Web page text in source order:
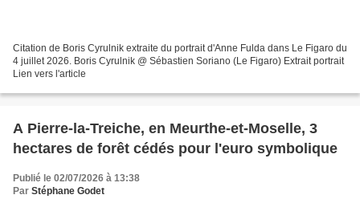
Citation de Boris Cyrulnik extraite du portrait d'Anne Fulda dans Le Figaro du
4 juillet 2026. Boris Cyrulnik @ Sébastien Soriano (Le Figaro) Extrait portrait
Lien vers l'article
A Pierre-la-Treiche, en Meurthe-et-Moselle, 3
hectares de forêt cédés pour l'euro symbolique
Publié le 02/07/2026 à 13:38
Par Stéphane Godet